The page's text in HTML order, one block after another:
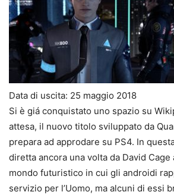
Data di uscita: 25 maggio 2018
Si è giá conquistato uno spazio su
attesa, il nuovo titolo sviluppato da
prepara ad approdare su PS4. In
diretta ancora una volta da David
mondo futuristico in cui gli androidi
servizio per l’Uomo, ma alcuni di essi